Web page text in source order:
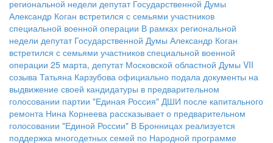
региональной недели депутат Государственной Думы
Александр Коган встретился с семьями участников
специальной военной операции В рамках региональной
недели депутат Государственной Думы Александр Коган
встретился с семьями участников специальной военной
операции 25 марта, депутат Московской областной Думы VII
созыва Татьяна Карзубова официально подала документы на
выдвижение своей кандидатуры в предварительном
голосовании партии "Единая Россия" ДШИ после капитального
ремонта Нина Корнеева рассказывает о предварительном
голосовании "Единой России" В Бронницах реализуется
поддержка многодетных семей по Народной программе